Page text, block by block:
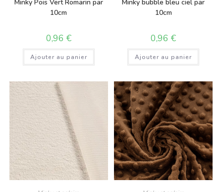
Minky Pois Vert Romarin par
10cm
0,96 €
Ajouter au panier
Minky bubble bleu ciel par
10cm
0,96€
Ajouter au panier